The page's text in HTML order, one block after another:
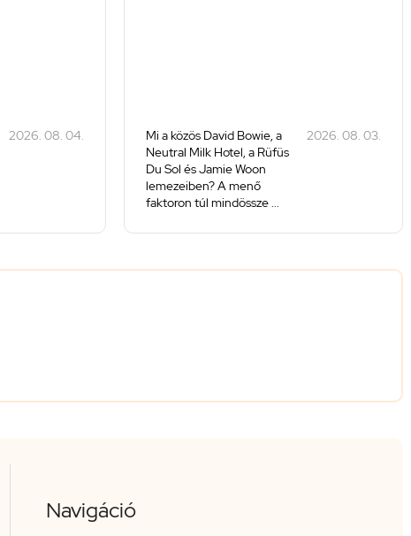
2026. 08. 04.
Mi a közös David Bowie, a
Neutral Milk Hotel, a Rüfüs
Du Sol és Jamie Woon
lemezeiben? A menő
faktoron túl mindössze ...
2026. 08. 03.
Navigáció